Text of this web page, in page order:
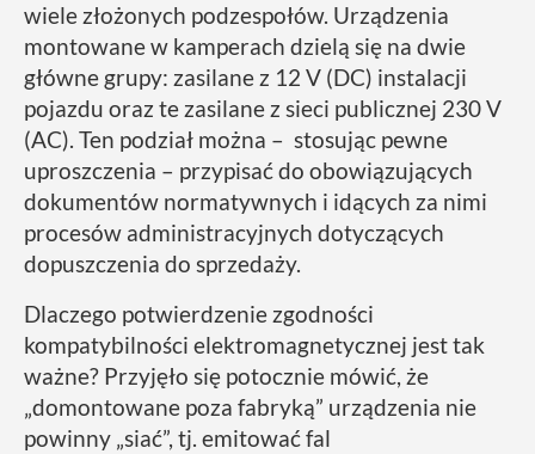
wiele złożonych podzespołów. Urządzenia
montowane w kamperach dzielą się na dwie
główne grupy: zasilane z 12 V (DC) instalacji
pojazdu oraz te zasilane z sieci publicznej 230 V
(AC). Ten podział można – stosując pewne
uproszczenia – przypisać do obowiązujących
dokumentów normatywnych i idących za nimi
procesów administracyjnych dotyczących
dopuszczenia do sprzedaży.
Dlaczego potwierdzenie zgodności
kompatybilności elektromagnetycznej jest tak
ważne? Przyjęło się potocznie mówić, że
„domontowane poza fabryką” urządzenia nie
powinny „siać”, tj. emitować fal